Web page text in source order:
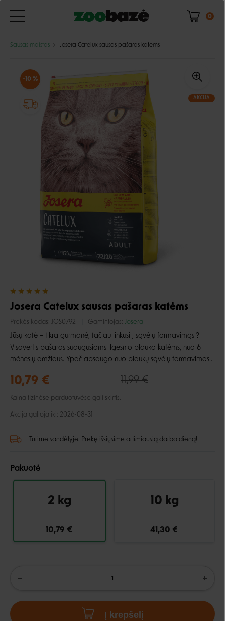
0
Sausas maistas Josera Catelux sausas pašaras katėms
AKCIJA
-10 %
Josera Catelux sausas pašaras katėms
Prekės kodas: JOS0792 Gamintojas: Josera
Jūsų katė – tikra gurmanė, tačiau linkusi į sąvėlų formavimąsi?
Visavertis pašaras suaugusioms ilgesnio plauko katėms, nuo 6
mėnesių amžiaus. Ypač apsaugo nuo plaukų sąvėlų formavimosi.
10,79 € 11,99 €
Kaina fizinėse parduotuvėse gali skirtis.
Akcija galioja iki: 2026-08-31
Turime sandėlyje. Prekę išsiųsime artimiausią darbo dieną!
Pakuotė
2 kg
10,79 €
10 kg
41,30 €
Į krepšelį